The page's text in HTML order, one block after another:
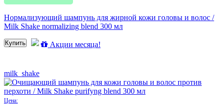
Нормализующий шампунь для жирной кожи головы и волос /
Milk Shake normalizing blend 300 мл
Купить Акции месяца!
milk_shake
Цена: